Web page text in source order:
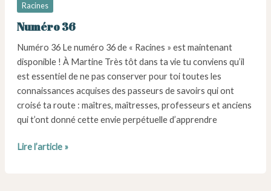
Racines
Numéro 36
Numéro 36 Le numéro 36 de « Racines » est maintenant
disponible ! À Martine Très tôt dans ta vie tu conviens qu’il
est essentiel de ne pas conserver pour toi toutes les
connaissances acquises des passeurs de savoirs qui ont
croisé ta route : maîtres, maîtresses, professeurs et anciens
qui t’ont donné cette envie perpétuelle d’apprendre
Numéro
Lire l’article »